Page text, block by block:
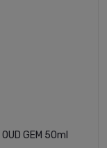
GEM 50ml